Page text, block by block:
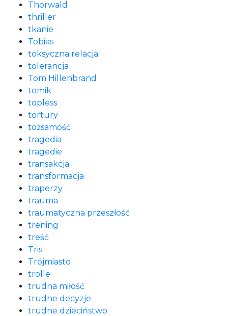
Thorwald
thriller
tkanie
Tobias
toksyczna relacja
tolerancja
Tom Hillenbrand
tomik
topless
tortury
tożsamość
tragedia
tragedie
transakcja
transformacja
traperzy
trauma
traumatyczna przeszłość
trening
treść
Tris
Trójmiasto
trolle
trudna miłość
trudne decyzje
trudne dzieciństwo